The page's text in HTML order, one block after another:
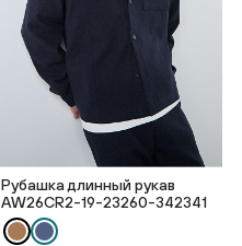
Рубашка длинный рукав
AW26CR2-19-23260-342341